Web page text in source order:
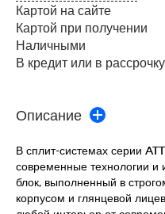
Картой на сайте
Картой при получении
Наличными
В кредит или в рассрочку
Описание
В сплит-системах серии
современные технологии и
блок, выполненный в
корпусом и глянцевой